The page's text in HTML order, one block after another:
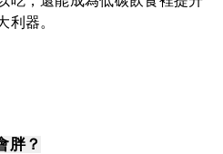
利器。
胖？